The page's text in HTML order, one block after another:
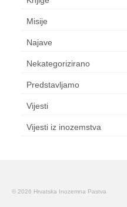
Misije
Najave
Nekategorizirano
Predstavljamo
Vijesti
Vijesti iz inozemstva
© 2026 Hrvatska Inozemna Pastva